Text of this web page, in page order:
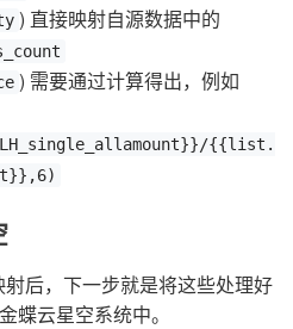
) 直接映射自源数据中的
) 需要通过计算得出，例如
{{list.
后，下一步就是将这些处理好
蝶云星空系统中。